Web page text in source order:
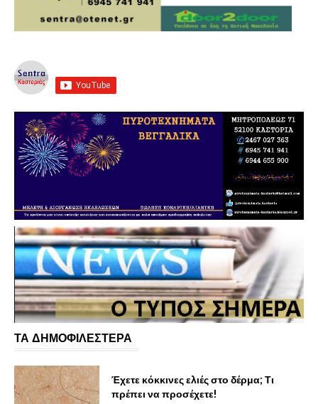
ΤΑ ΔΗΜΟΦΙΛΕΣΤΕΡΑ
Έχετε κόκκινες ελιές στο δέρμα; Τι
πρέπει να προσέχετε!